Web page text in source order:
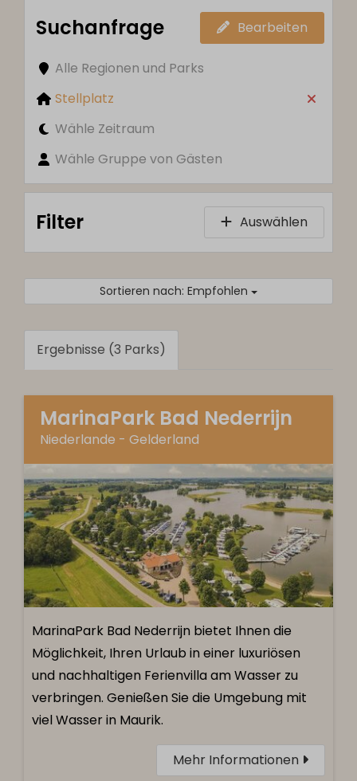
Suchanfrage Bearbeiten
Alle Regionen und Parks
Stellplatz
Wähle Zeitraum
Wähle Gruppe von Gästen
Filter Auswählen
Sortieren nach: Empfohlen
Ergebnisse (3 Parks)
MarinaPark Bad Nederrijn
Niederlande - Gelderland
MarinaPark Bad Nederrijn bietet Ihnen die
Möglichkeit, Ihren Urlaub in einer luxuriösen
und nachhaltigen Ferienvilla am Wasser zu
verbringen. Genießen Sie die Umgebung mit
viel Wasser in Maurik.
Mehr Informationen